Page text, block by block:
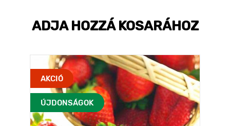
ADJA HOZZÁ KOSARÁHOZ
AKCIÓ
ÚJDONSÁGOK